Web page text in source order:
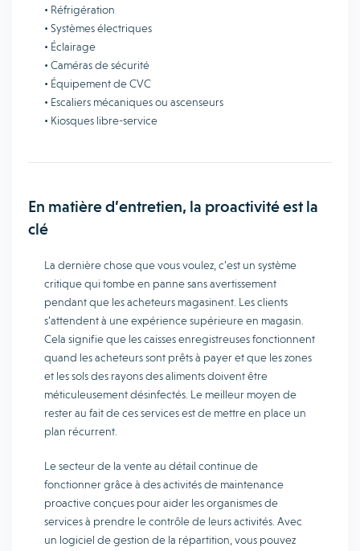
• Réfrigération
• Systèmes électriques
• Éclairage
• Caméras de sécurité
• Équipement de CVC
• Escaliers mécaniques ou ascenseurs
• Kiosques libre-service
En matière d’entretien, la proactivité est la
clé
La dernière chose que vous voulez, c’est un système
critique qui tombe en panne sans avertissement
pendant que les acheteurs magasinent. Les clients
s’attendent à une expérience supérieure en magasin.
Cela signifie que les caisses enregistreuses fonctionnent
quand les acheteurs sont prêts à payer et que les zones
et les sols des rayons des aliments doivent être
méticuleusement désinfectés. Le meilleur moyen de
rester au fait de ces services est de mettre en place un
plan récurrent.
Le secteur de la vente au détail continue de
fonctionner grâce à des activités de maintenance
proactive conçues pour aider les organismes de
services à prendre le contrôle de leurs activités. Avec
un logiciel de gestion de la répartition, vous pouvez